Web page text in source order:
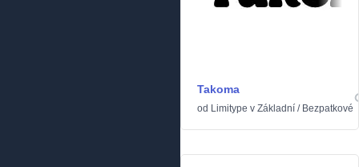
Takoma
od Limitype v Základní / Bezpatkové